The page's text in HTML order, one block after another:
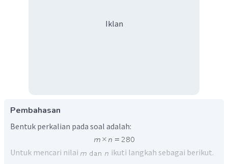
Iklan
Pembahasan
Bentuk perkalian pada soal adalah:
Untuk mencari nilai ikuti langkah sebagai berikut.